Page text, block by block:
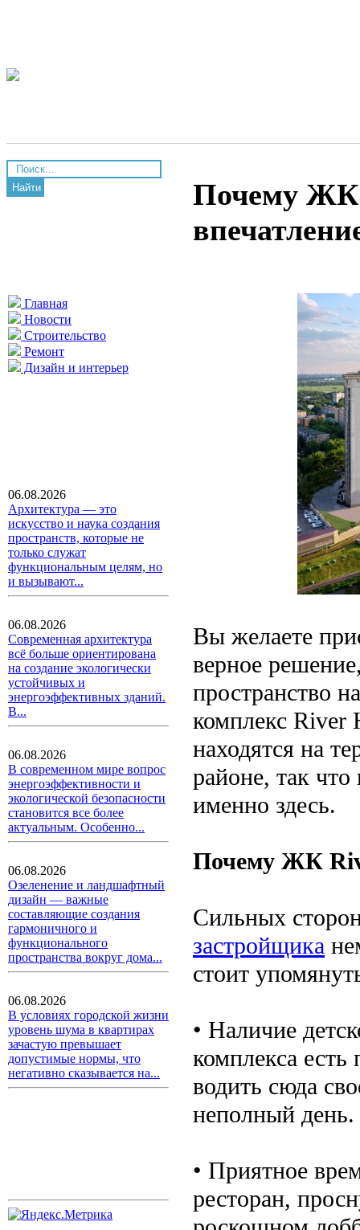
Найти
Главная
Новости
Строительство
Ремонт
Дизайн и интерьер
06.08.2026
Архитектура — это
искусство и наука создания
пространств, которые не
только служат
функциональным целям, но
и вызывают...
06.08.2026
Современная архитектура
всё больше ориентирована
на создание экологически
устойчивых и
энергоэффективных зданий.
В...
06.08.2026
В современном мире вопрос
энергоэффективности и
экологической безопасности
становится все более
актуальным. Особенно...
06.08.2026
Озеленение и ландшафтный
дизайн — важные
составляющие создания
гармоничного и
функционального
пространства вокруг дома...
06.08.2026
В условиях городской жизни
уровень шума в квартирах
зачастую превышает
допустимые нормы, что
негативно сказывается на...
Почему ЖК
Вы желаете
верное
пространство
комплекс River
находятся на
районе, так
именно здесь.
Почему ЖК
Сильных
застройщика
стоит
• Наличие
комплекса
водить сюда
неполный
• Приятное
ресторан,